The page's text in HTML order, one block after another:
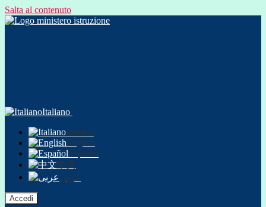
Salta al contenuto
Italiano
Italiano
English
Español
中文
عربى
Accedi